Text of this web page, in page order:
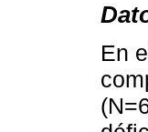
En